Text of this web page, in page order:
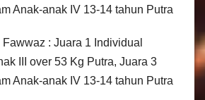
Anak-anak IV 13-14 tahun Putra
: Juara 1 Individual
III over 53 Kg Putra, Juara 3
Anak-anak IV 13-14 tahun Putra